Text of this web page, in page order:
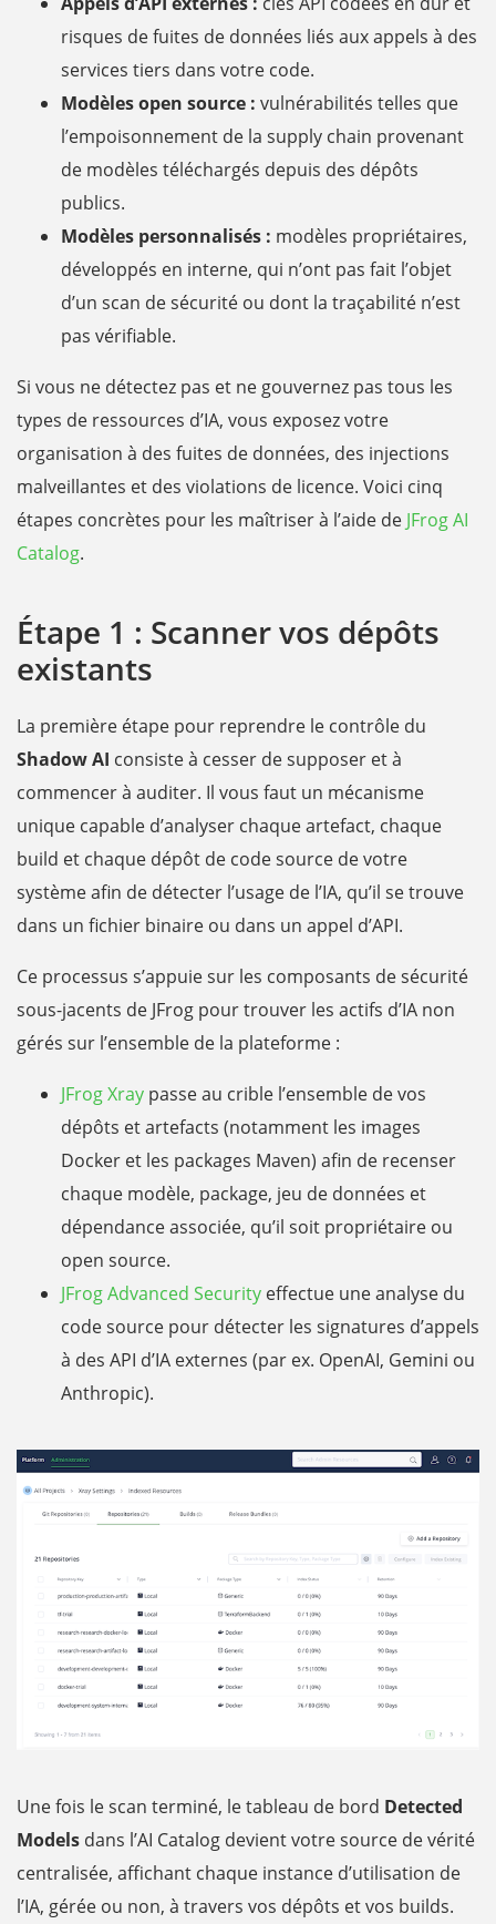
risques de fuites de données liés aux appels à des
services tiers dans votre code.
Modèles open source : vulnérabilités telles que
l’empoisonnement de la supply chain provenant
de modèles téléchargés depuis des dépôts
publics.
Modèles personnalisés : modèles propriétaires,
développés en interne, qui n’ont pas fait l’objet
d’un scan de sécurité ou dont la traçabilité n’est
pas vérifiable.
Si vous ne détectez pas et ne gouvernez pas tous les
types de ressources d’IA, vous exposez votre
organisation à des fuites de données, des injections
malveillantes et des violations de licence. Voici cinq
étapes concrètes pour les maîtriser à l’aide de JFrog AI
Catalog.
Étape 1 : Scanner vos dépôts
existants
La première étape pour reprendre le contrôle du
Shadow AI consiste à cesser de supposer et à
commencer à auditer. Il vous faut un mécanisme
unique capable d’analyser chaque artefact, chaque
build et chaque dépôt de code source de votre
système afin de détecter l’usage de l’IA, qu’il se trouve
dans un fichier binaire ou dans un appel d’API.
Ce processus s’appuie sur les composants de sécurité
sous-jacents de JFrog pour trouver les actifs d’IA non
gérés sur l’ensemble de la plateforme :
JFrog Xray passe au crible l’ensemble de vos
dépôts et artefacts (notamment les images
Docker et les packages Maven) afin de recenser
chaque modèle, package, jeu de données et
dépendance associée, qu’il soit propriétaire ou
open source.
JFrog Advanced Security effectue une analyse du
code source pour détecter les signatures d’appels
à des API d’IA externes (par ex. OpenAI, Gemini ou
Anthropic).
Une fois le scan terminé, le tableau de bord Detected
Models dans l’AI Catalog devient votre source de vérité
centralisée, affichant chaque instance d’utilisation de
l’IA, gérée ou non, à travers vos dépôts et vos builds.